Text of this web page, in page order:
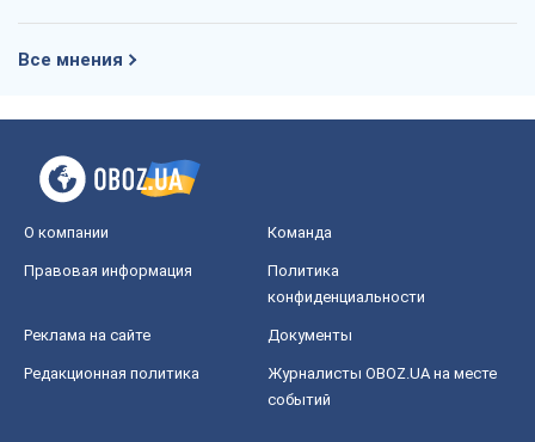
Все мнения
О компании Команда
Правовая информация
Политика
конфиденциальности
Реклама на сайте Документы
Редакционная политика
Журналисты OBOZ.UA на месте
событий